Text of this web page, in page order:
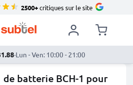
2500+critiques sur le site
·Lun - Ven: 10:00 - 21:00
de batterie BCH-1 pour